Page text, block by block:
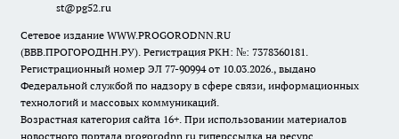
st@pg52.ru
Сетевое издание WWW.PROGORODNN.RU
(ВВВ.ПРОГОРОДНН.РУ). Регистрация РКН: №: 7378360181.
Регистрационный номер ЭЛ 77-90994 от 10.03.2026., выдано
Федеральной службой по надзору в сфере связи, информационных
технологий и массовых коммуникаций.
Возрастная категория сайта 16+. При использовании материалов
новостного портала progorodnn.ru гиперссылка на ресурс